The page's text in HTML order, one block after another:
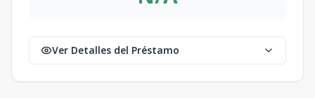
Ver Detalles del Préstamo